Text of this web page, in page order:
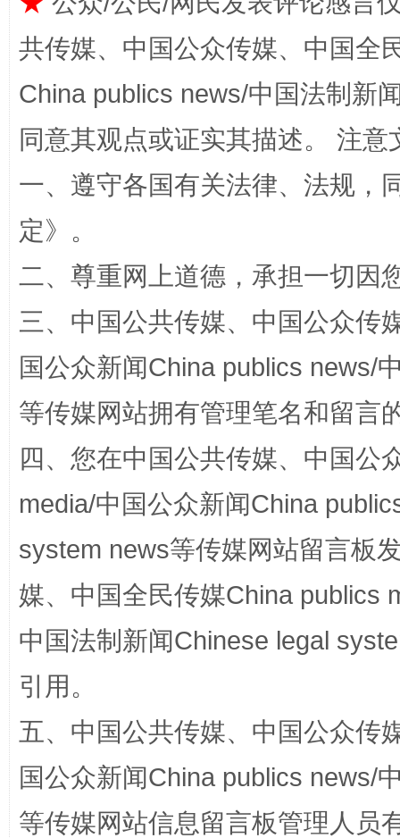
漫山遍野的桃花与雪山、麦地、白藏房 除
这是一记警钟！ 谢
共传媒、中国公众传媒、中国全
China publics news/中国法制新
同意其观点或证实其描述。 注
一、遵守各国有关法律、法规，
定》。
二、尊重网上道德，承担一切因
三、中国公共传媒、中国公众传
国公众新闻China publics news/
等传媒网站拥有管理笔名和留言
四、您在中国公共传媒、中国公
media/中国公众新闻China
system news等传媒网站留言板
媒、中国全民传媒China publics
中国法制新闻Chinese legal
引用。
五、中国公共传媒、中国公众传
国公众新闻China publics news/
等传媒网站信息留言板管理人员